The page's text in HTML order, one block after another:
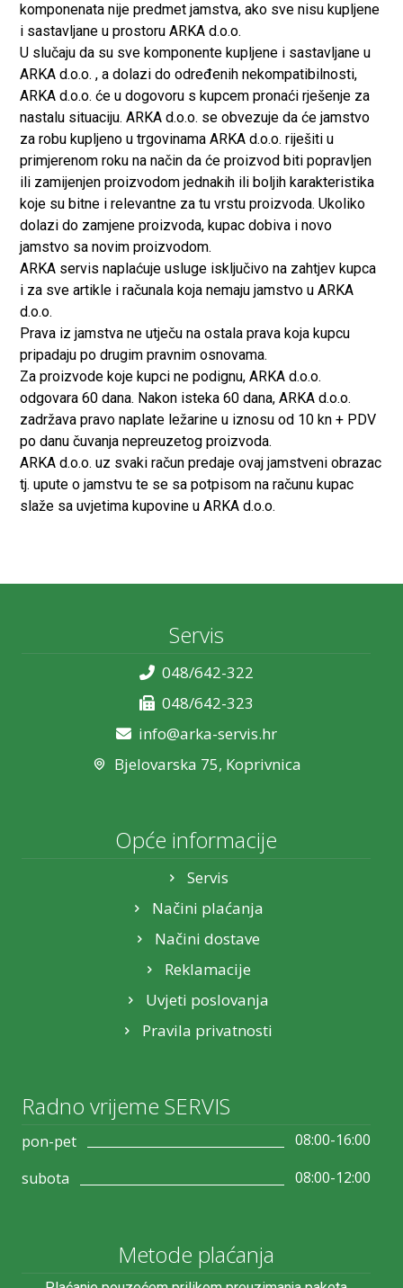
komponenata nije predmet jamstva, ako sve nisu kupljene
i sastavljane u prostoru ARKA d.o.o.
U slučaju da su sve komponente kupljene i sastavljane u
ARKA d.o.o. , a dolazi do određenih nekompatibilnosti,
ARKA d.o.o. će u dogovoru s kupcem pronaći rješenje za
nastalu situaciju. ARKA d.o.o. se obvezuje da će jamstvo
za robu kupljeno u trgovinama ARKA d.o.o. riješiti u
primjerenom roku na način da će proizvod biti popravljen
ili zamijenjen proizvodom jednakih ili boljih karakteristika
koje su bitne i relevantne za tu vrstu proizvoda. Ukoliko
dolazi do zamjene proizvoda, kupac dobiva i novo
jamstvo sa novim proizvodom.
ARKA servis naplaćuje usluge isključivo na zahtjev kupca
i za sve artikle i računala koja nemaju jamstvo u ARKA
d.o.o.
Prava iz jamstva ne utječu na ostala prava koja kupcu
pripadaju po drugim pravnim osnovama.
Za proizvode koje kupci ne podignu, ARKA d.o.o.
odgovara 60 dana. Nakon isteka 60 dana, ARKA d.o.o.
zadržava pravo naplate ležarine u iznosu od 10 kn + PDV
po danu čuvanja nepreuzetog proizvoda.
ARKA d.o.o. uz svaki račun predaje ovaj jamstveni obrazac
tj. upute o jamstvu te se sa potpisom na računu kupac
slaže sa uvjetima kupovine u ARKA d.o.o.
Servis
048/642-322
048/642-323
info@arka-servis.hr
Bjelovarska 75, Koprivnica
Opće informacije
Servis
Načini plaćanja
Načini dostave
Reklamacije
Uvjeti poslovanja
Pravila privatnosti
Radno vrijeme SERVIS
pon-pet
08:00-16:00
subota
08:00-12:00
Metode plaćanja